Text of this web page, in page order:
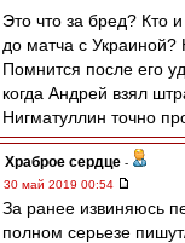
Это что за бред? Кто
до матча с Украиной?
Помнится после его
когда Андрей взял
Нигматуллин точно
Храброе сердце -
30 май 2019 00:54
За ранее извиняюсь
полном серьезе